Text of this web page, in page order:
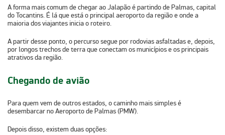
A forma mais comum de chegar ao Jalapão é partindo dePalmas, capital
do Tocantins. É lá que está o principal aeroporto da região e onde a
maioria dos viajantes inicia o roteiro.
A partir desse ponto, o percurso segue por rodovias asfaltadase, depois,
por longos trechos de terraque conectam os municípios e os principais
atrativos da região.
Chegando de avião
Para quem vem de outros estados, o caminho mais simples é
desembarcar noAeroporto de Palmas (PMW).
Depois disso, existem duas opções: